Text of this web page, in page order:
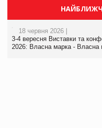
18 червня 2026 |
3-4 вересня Виставки та
2026: Власна марка - Власна